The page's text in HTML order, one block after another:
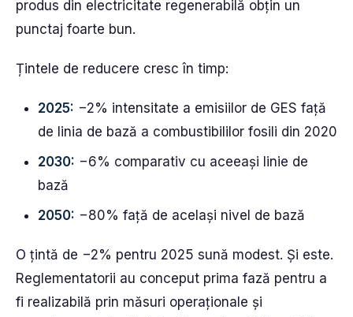
produs din electricitate regenerabilă obțin un
punctaj foarte bun.
Țintele de reducere cresc în timp:
2025: −2% intensitate a emisiilor de GES față
de linia de bază a combustibililor fosili din 2020
2030: −6% comparativ cu aceeași linie de
bază
2050: −80% față de același nivel de bază
O țintă de −2% pentru 2025 sună modest. Și este.
Reglementatorii au conceput prima fază pentru a
fi realizabilă prin măsuri operaționale și